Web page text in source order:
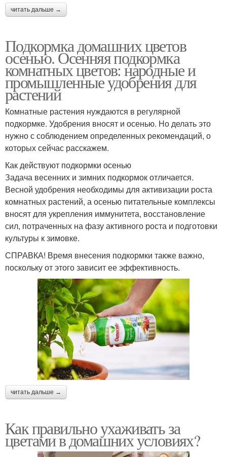
читать дальше →
Подкормка домашних цветов
осенью. Осенняя подкормка
комнатных цветов: народные и
промышленные удобрения для
растений
Комнатные растения нуждаются в регулярной
подкормке. Удобрения вносят и осенью. Но делать это
нужно с соблюдением определенных рекомендаций, о
которых сейчас расскажем.
Как действуют подкормки осенью
Задача весенних и зимних подкормок отличается.
Весной удобрения необходимы для активизации роста
комнатных растений, а осенью питательные комплексы
вносят для укрепления иммунитета, восстановление
сил, потраченных на фазу активного роста и подготовки
культуры к зимовке.
СПРАВКА! Время внесения подкормки также важно,
поскольку от этого зависит ее эффективность.
читать дальше →
Как правильно ухаживать за
цветами в домашних условиях?